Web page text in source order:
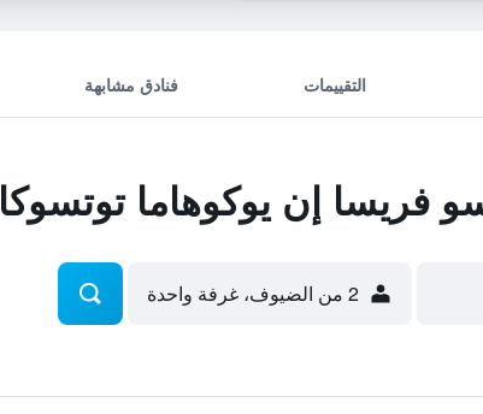
التقييمات فنادق مشابهة
إن يوكوهاما توتسوكا
2 من الضيوف، غرفة واحدة